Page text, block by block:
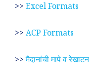
>> Excel Formats
>> ACP Formats
>>मैदानांची मापे व रेखाटन